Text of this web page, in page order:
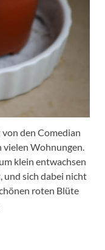
den Comedian
Wohnungen.
klein entwachsen
und sich dabei nicht
roten Blüte